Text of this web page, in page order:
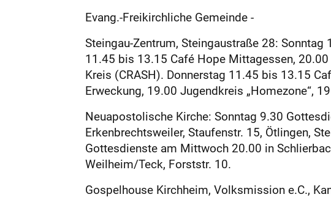
Evang.-Freikirchliche Gemeinde -
Stein­gau-Zentrum, ­Steingaustraße 28:
11.45 bis 13.15 Café Hope Mittagessen,
Kreis (CRASH). Donnerstag 11.45 bis 13.15
Erweckung, 19.00 Jugendkreis „Homezone“,
Neuapostolische Kirche: Sonntag 9.30
Erkenbrechtsweiler, Staufenstr. 15, Ötlingen,
Gottesdienste am Mittwoch 20.00 in
Weilheim/Teck, Forststr. 10.
Gospelhouse Kirchheim, Volksmission e.C.,